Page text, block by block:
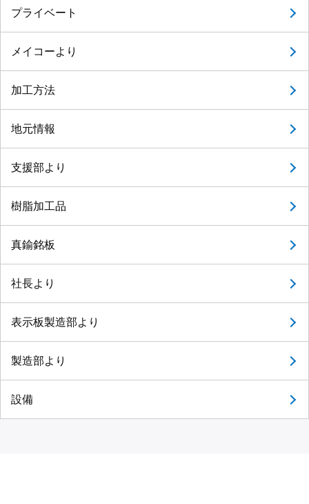
プライベート
メイコーより
加工方法
地元情報
支援部より
樹脂加工品
真鍮銘板
社長より
表示板製造部より
製造部より
設備